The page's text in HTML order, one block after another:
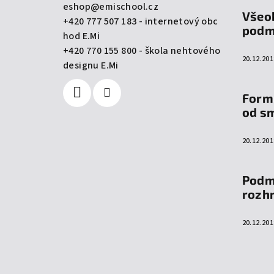
eshop@emischool.cz
+420 777 507 183 - internetový obc
hod E.Mi
+420 770 155 800 - škola nehtového
designu E.Mi
od